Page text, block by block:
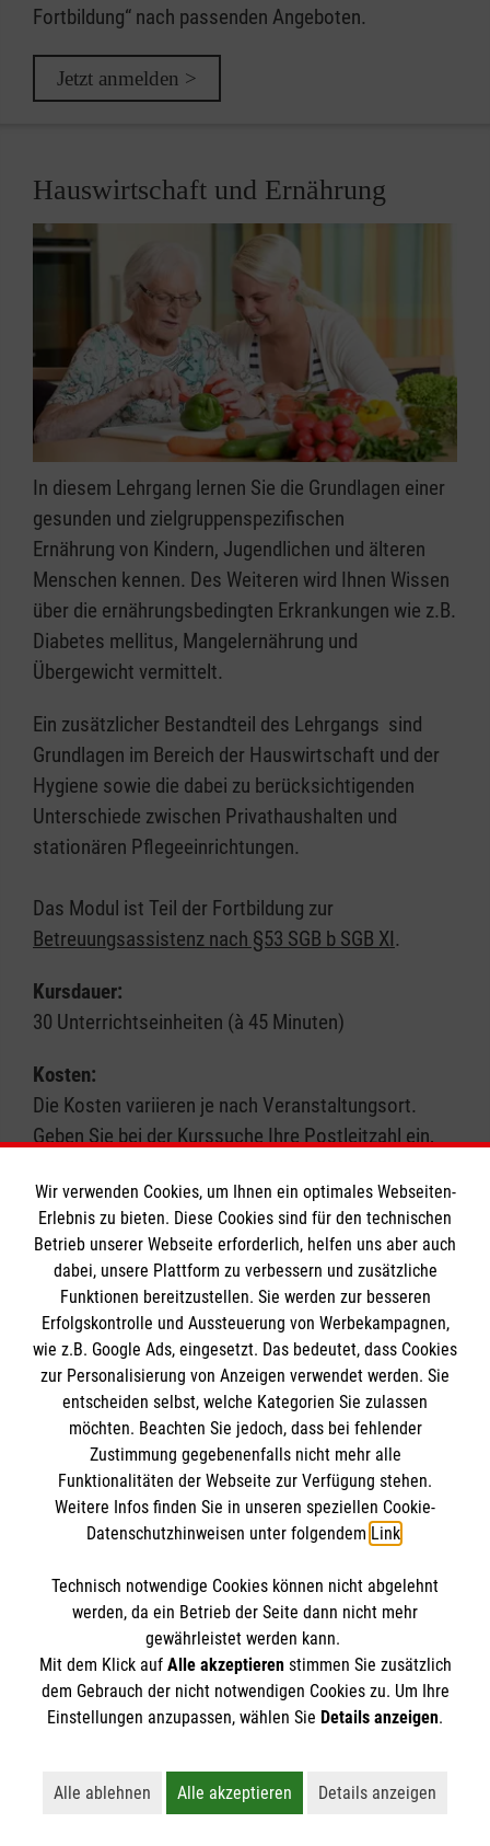
Fortbildung“ nach passenden Angeboten.
Jetzt anmelden >
Hauswirtschaft und Ernährung
In diesem Lehrgang lernen Sie die Grundlagen einer
gesunden und zielgruppenspezifischen
Ernährung von Kindern, Jugendlichen und älteren
Menschen kennen. Des Weiteren wird Ihnen Wissen
über die ernährungsbedingten Erkrankungen wie z.B.
Diabetes mellitus, Mangelernährung und
Übergewicht vermittelt.
Ein zusätzlicher Bestandteil des Lehrgangs sind
Grundlagen im Bereich der Hauswirtschaft und der
Hygiene sowie die dabei zu berücksichtigenden
Unterschiede zwischen Privathaushalten und
stationären Pflegeeinrichtungen.
Das Modul ist Teil der Fortbildung zur
Betreuungsassistenz nach §53 SGB b SGB XI.
Kursdauer:
30 Unterrichtseinheiten (à 45 Minuten)
Kosten:
Die Kosten variieren je nach Veranstaltungsort.
Geben Sie bei der Kurssuche Ihre Postleitzahl ein,
akzeptieren in der Regel Bildungsgutscheine.
Hinweis:Hinweis:
Schauen Sie auch unter der Kursart „Pflege-
Fortbildung“ nach passenden Angeboten.
Jetzt anmelden >
Menschen mit Demenz verstehen
und begleiten
Wir verwenden Cookies, um Ihnen ein optimales Webseiten-
Erlebnis zu bieten. Diese Cookies sind für den technischen
Betrieb unserer Webseite erforderlich, helfen uns aber auch
dabei, unsere Plattform zu verbessern und zusätzliche
Funktionen bereitzustellen. Sie werden zur besseren
Erfolgskontrolle und Aussteuerung von Werbekampagnen,
wie z.B. Google Ads, eingesetzt. Das bedeutet, dass Cookies
zur Personalisierung von Anzeigen verwendet werden. Sie
entscheiden selbst, welche Kategorien Sie zulassen
möchten. Beachten Sie jedoch, dass bei fehlender
Zustimmung gegebenenfalls nicht mehr alle
Funktionalitäten der Webseite zur Verfügung stehen.
Weitere Infos finden Sie in unseren speziellen Cookie-
Datenschutzhinweisen unter folgendem Link.
Technisch notwendige Cookies können nicht abgelehnt
werden, da ein Betrieb der Seite dann nicht mehr
gewährleistet werden kann.
Mit dem Klick auf Alle akzeptierenstimmen Sie zusätzlich
dem Gebrauch der nicht notwendigen Cookies zu. Um Ihre
Einstellungen anzupassen, wählen Sie Details anzeigen.
Alle ablehnen
Lehnt alle nicht-essentiellen Cookies ab
Alle akzeptieren
Akzeptiert alle Cookies
Details anzeigen